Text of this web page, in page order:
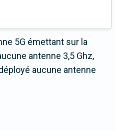
5G émettant sur la
antenne 3,5 Ghz,
aucune antenne